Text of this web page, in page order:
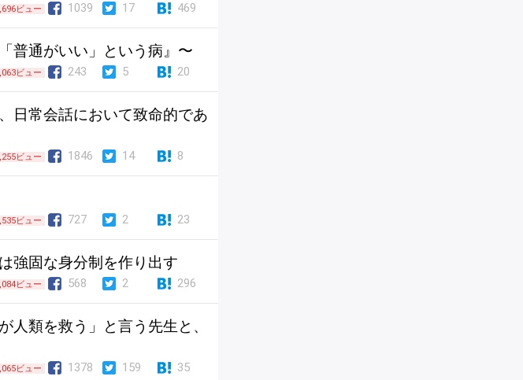
ビュー 1039 17 469
普通がいい」という病』〜
ビュー 243 5 20
日常会話において致命的であ
ビュー 1846 14 8
ビュー 727 2 23
強固な身分制を作り出す
ビュー 568 2 296
人類を救う」と言う先生と、
ビュー 1378 159 35